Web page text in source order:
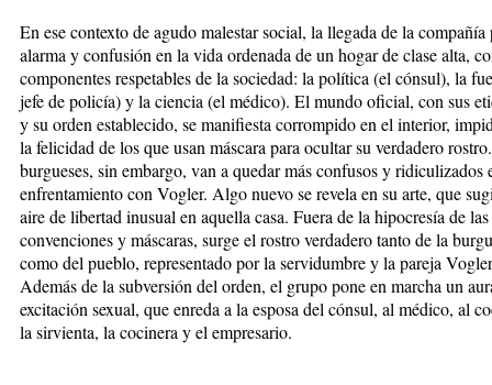
En ese contexto de agudo malestar social, la llegada de la compañía
alarma y confusión en la vida ordenada de un hogar de clase alta,
componentes respetables de la sociedad: la política (el cónsul), la
jefe de policía) y la ciencia (el médico). El mundo oficial, con sus
y su orden establecido, se manifiesta corrompido en el interior,
la felicidad de los que usan máscara para ocultar su verdadero
burgueses, sin embargo, van a quedar más confusos y ridiculizados
enfrentamiento con Vogler. Algo nuevo se revela en su arte, que
aire de libertad inusual en aquella casa. Fuera de la hipocresía de las
convenciones y máscaras, surge el rostro verdadero tanto de la
como del pueblo, representado por la servidumbre y la pareja
Además de la subversión del orden, el grupo pone en marcha un
excitación sexual, que enreda a la esposa del cónsul, al médico, al
la sirvienta, la cocinera y el empresario.